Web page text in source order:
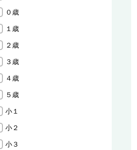
０歳
１歳
２歳
３歳
４歳
５歳
小１
小２
小３